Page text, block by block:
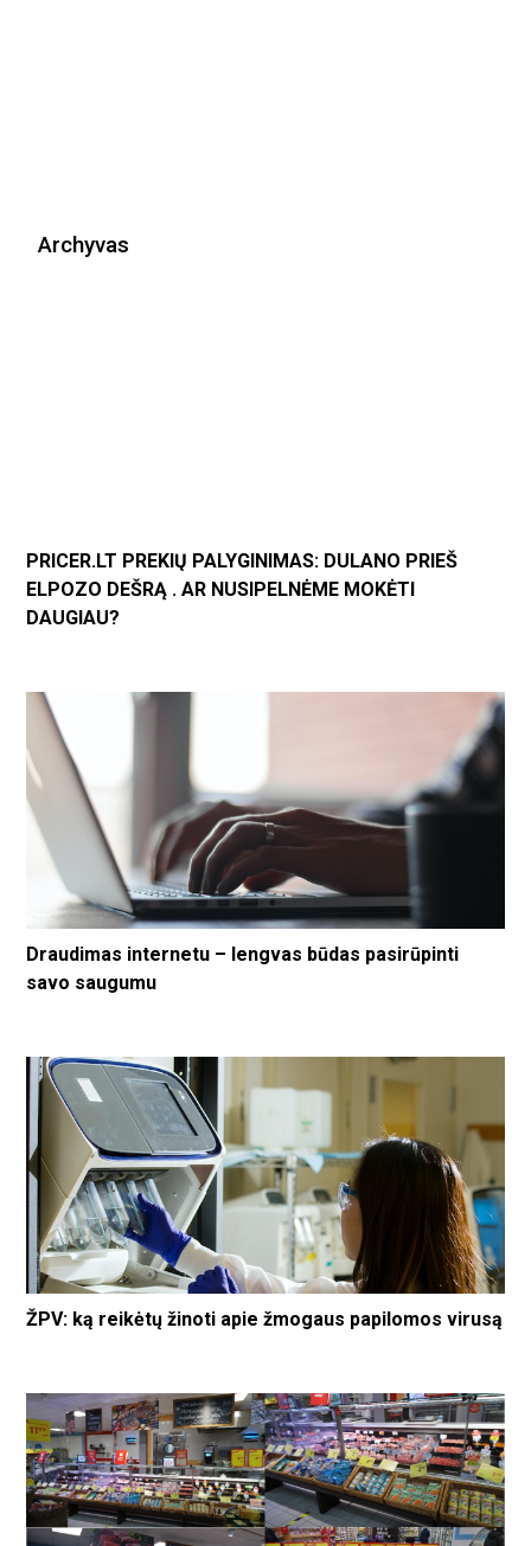
Archyvas
PRICER.LT PREKIŲ PALYGINIMAS: DULANO PRIEŠ
ELPOZO DEŠRĄ . AR NUSIPELNĖME MOKĖTI
DAUGIAU?
Draudimas internetu – lengvas būdas pasirūpinti
savo saugumu
ŽPV: ką reikėtų žinoti apie žmogaus papilomos virusą